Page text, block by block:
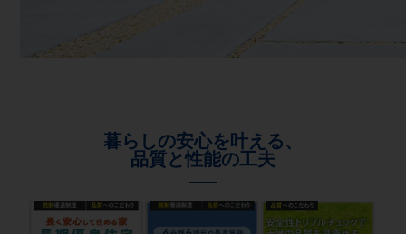
暮らしの安心を叶える、
品質と性能の工夫